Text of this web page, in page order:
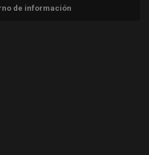
de información